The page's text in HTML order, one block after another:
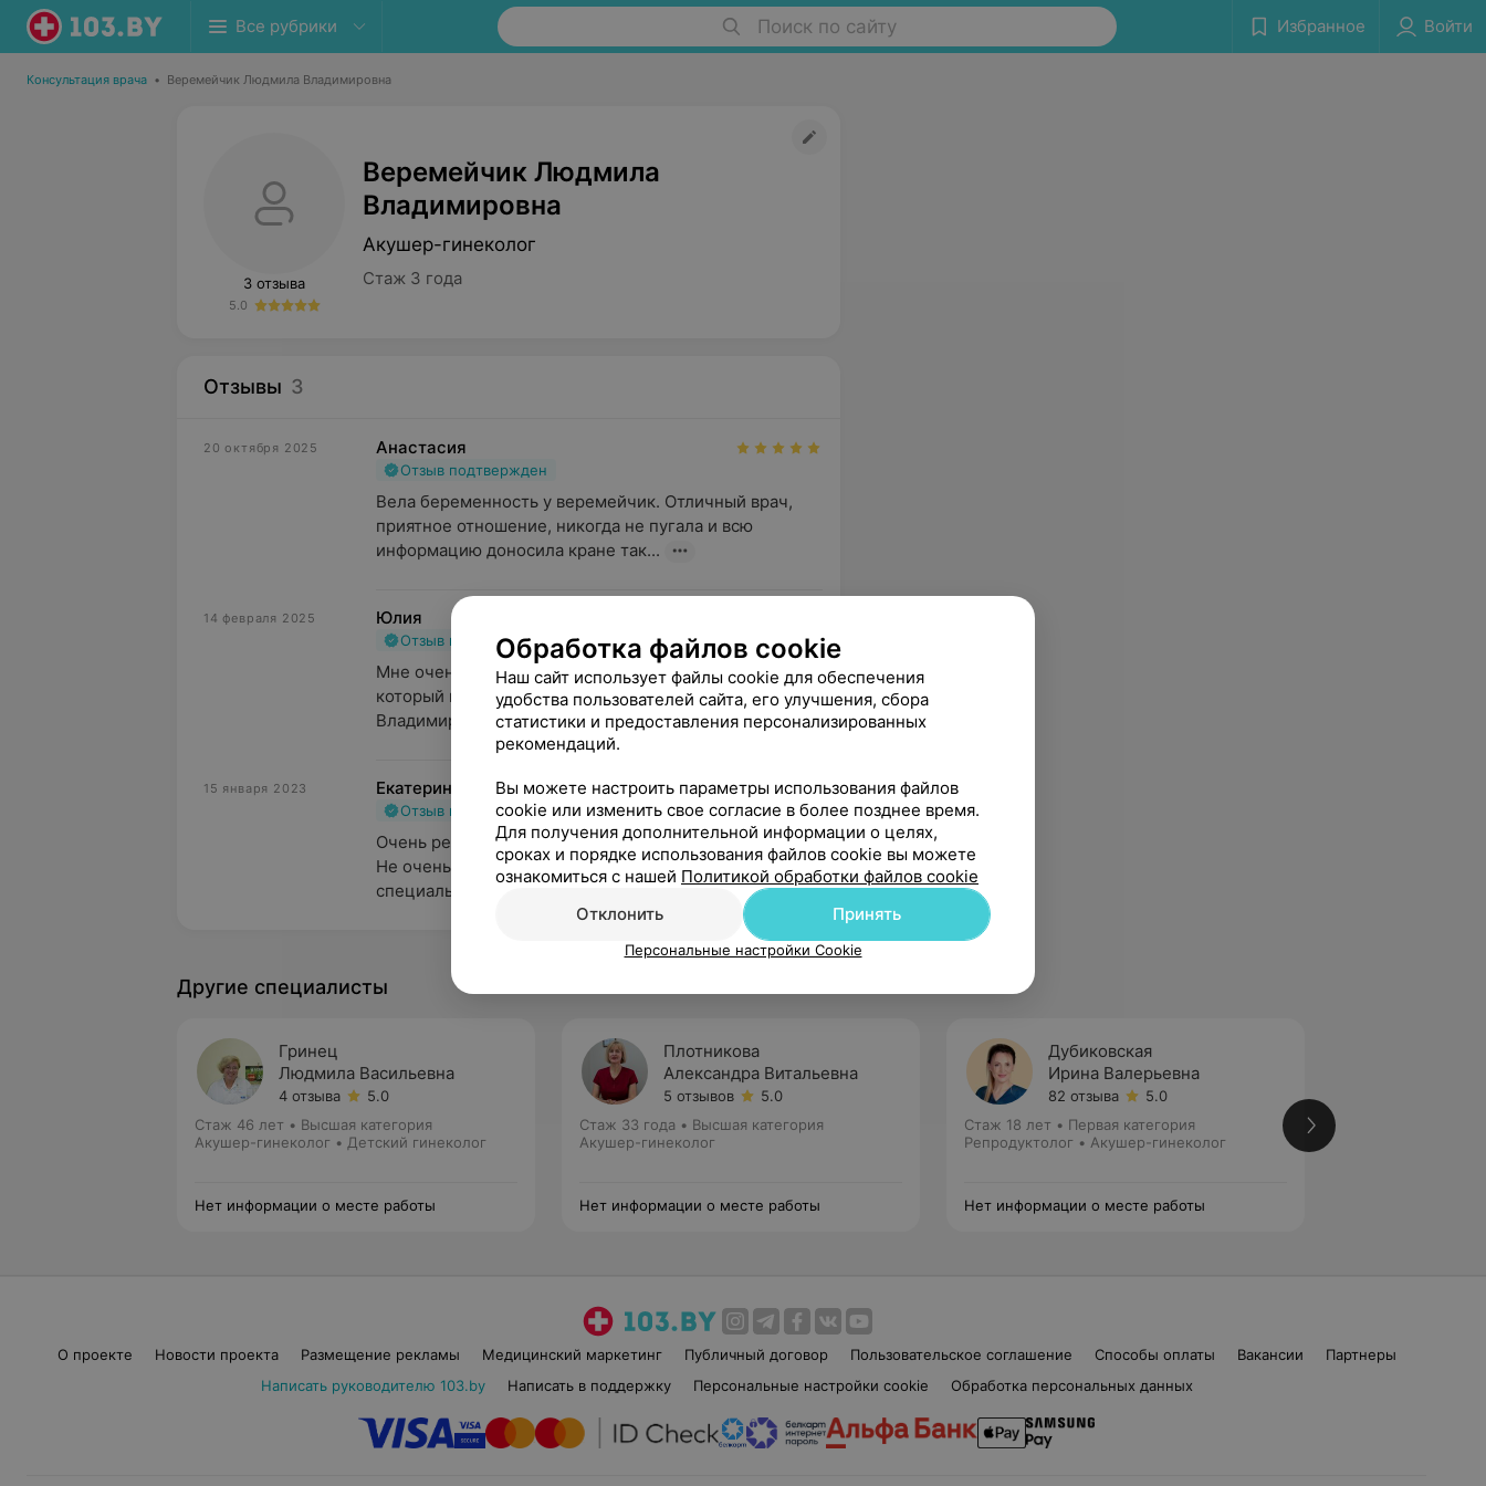
Все рубрики Поиск по сайту Избранное Войти
Консультация врача • Веремейчик Людмила Владимировна
3 отзыва
5.0
Веремейчик Людмила
Владимировна
Акушер-гинеколог
Стаж 3 года
Отзывы 3
20 октября 2025 Анастасия
Отзыв подтвержден
Вела беременность у веремейчик. Отличный врач,
приятное отношение, никогда не пугала и всю
информацию доносила кране так...
14 февраля 2025 Юлия
Отзыв подтвержден
Мне очень повезло, что проживаю на участве,
который ведёт гинеколог Веремейчик Людмила
Владимировна. Настолько грамотный...
15 января 2023 Екатерина
Отзыв подтвержден
Очень редко пишу отзывы, но вот решила написать. )
Не очень люблю докторов ( хоть и сама медик) этой
специальности,  но...
Другие специалисты
Гринец
Людмила Васильевна
4 отзыва
5.0
Стаж 46 лет • Высшая категория
Акушер-гинеколог • Детский гинеколог
Нет информации о месте работы
Плотникова
Александра Витальевна
5 отзывов
5.0
Стаж 33 года • Высшая категория
Акушер-гинеколог
Нет информации о месте работы
Дубиковская
Ирина Валерьевна
82 отзыва
5.0
Стаж 18 лет • Первая категория
Репродуктолог • Акушер-гинеколог
Нет информации о месте работы
О проекте Новости проекта Размещение рекламы Медицинский маркетинг Публичный договор Пользовательское соглашение Способы оплаты Вакансии
Партнеры
Написать руководителю 103.by
Написать в поддержку Персональные настройки cookie Обработка персональных данных
Обработка файлов cookie
Наш сайт использует файлы cookie для обеспечения
удобства пользователей сайта, его улучшения, сбора
статистики и предоставления персонализированных
рекомендаций.
Вы можете настроить параметры использования файлов
cookie или изменить свое согласие в более позднее время.
Для получения дополнительной информации о целях,
сроках и порядке использования файлов cookie вы можете
ознакомиться с нашей Политикой обработки файлов cookie
Отклонить
Принять
Персональные настройки Cookie